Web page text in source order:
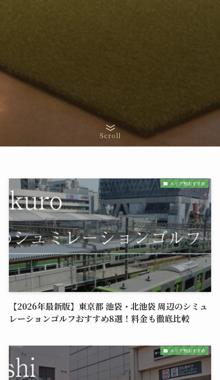
Scroll
エリア別おすすめ
【2026年最新版】東京都 池袋・北池袋 周辺のシミュ
レーションゴルフおすすめ8選！料金も徹底比較
エリア別おすすめ